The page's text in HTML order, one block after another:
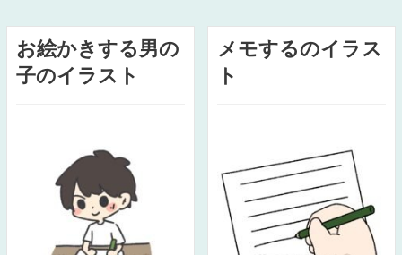
お絵かきする男の
子のイラスト
メモするのイラス
ト